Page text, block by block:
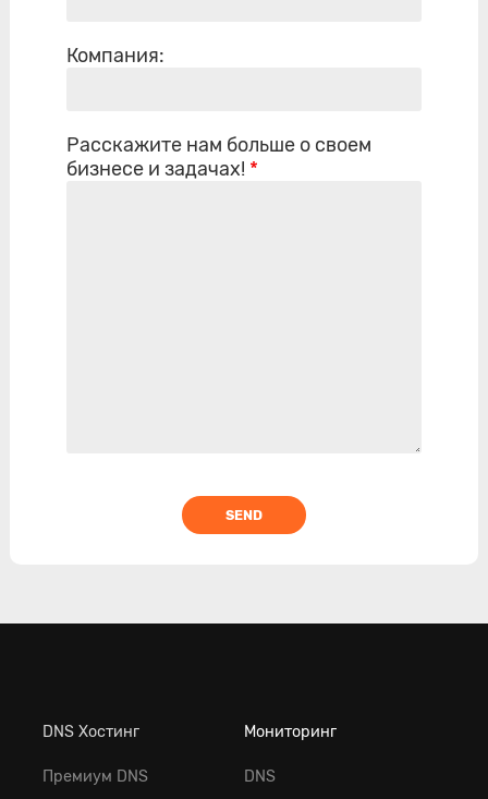
Компания:
Расскажите нам больше о своем
бизнесе и задачах! *
SEND
DNS Хостинг
Премиум DNS
Мониторинг
DNS